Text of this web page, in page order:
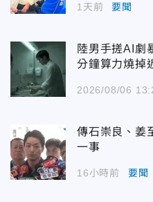
1天前 要聞
陸男手搓AI
分鐘算力燒掉
2026/08/06
傳石崇良、姜
一事
16小時前 要聞